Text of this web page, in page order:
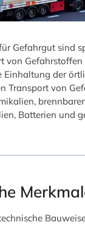
Gefahrgut sind
von
der
Transport von
Batterien und